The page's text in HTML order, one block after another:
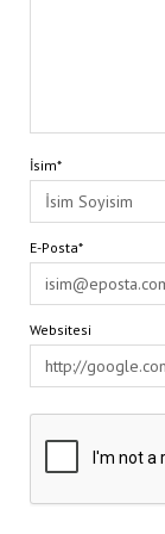
İsim*
E-Posta*
Websitesi